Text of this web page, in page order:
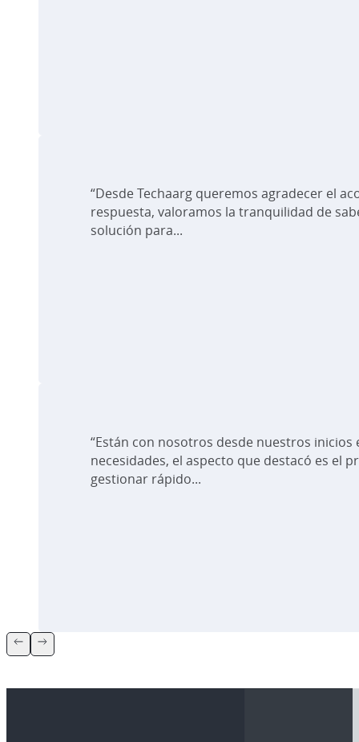
“Desde Techaarg queremos agradecer el
respuesta, valoramos la tranquilidad de
solución para...
“Están con nosotros desde nuestros
necesidades, el aspecto que destacó es el
gestionar rápido...